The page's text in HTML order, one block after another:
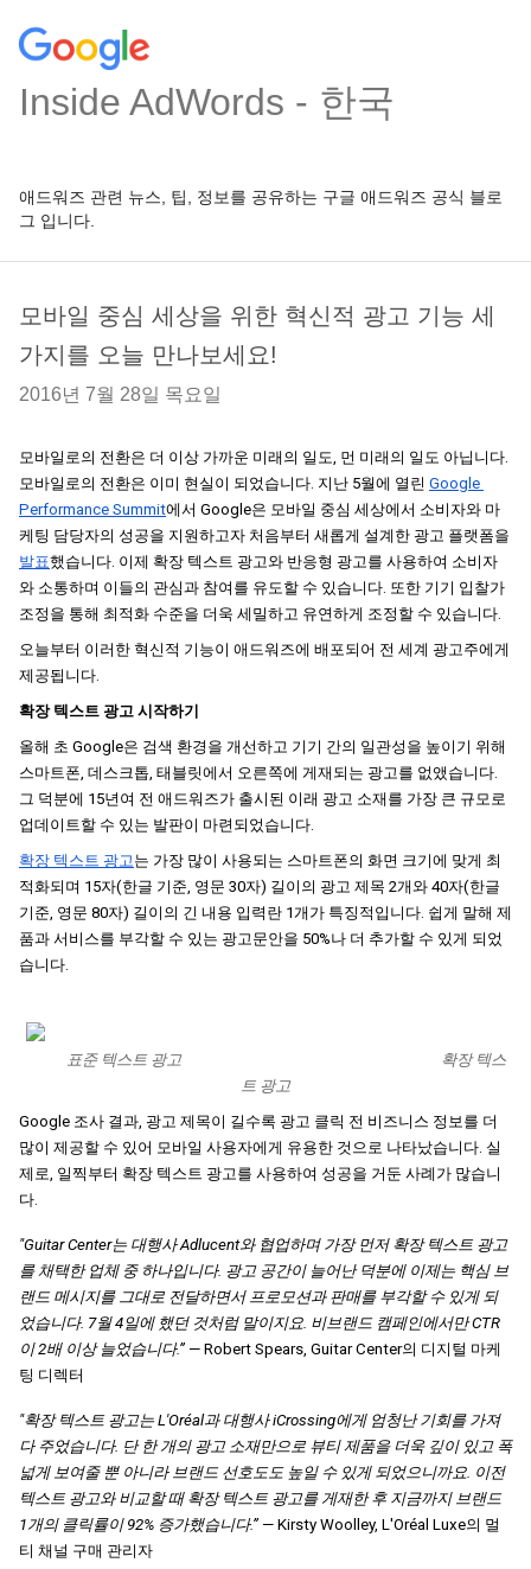
Inside AdWords - 한국
애드워즈 관련 뉴스, 팁, 정보를 공유하는 구글 애드워즈 공식 블로
그 입니다.
모바일 중심 세상을 위한 혁신적 광고 기능 세
가지를 오늘 만나보세요!
2016년 7월 28일 목요일
모바일로의 전환은 더 이상 가까운 미래의 일도, 먼 미래의 일도 아닙니다.
모바일로의 전환은 이미 현실이 되었습니다. 지난 5월에 열린 Google
Performance Summit에서 Google은 모바일 중심 세상에서 소비자와 마
케팅 담당자의 성공을 지원하고자 처음부터 새롭게 설계한 광고 플랫폼을
발표했습니다. 이제 확장 텍스트 광고와 반응형 광고를 사용하여 소비자
와 소통하며 이들의 관심과 참여를 유도할 수 있습니다. 또한 기기 입찰가
조정을 통해 최적화 수준을 더욱 세밀하고 유연하게 조정할 수 있습니다.
오늘부터 이러한 혁신적 기능이 애드워즈에 배포되어 전 세계 광고주에게
제공됩니다.
확장 텍스트 광고 시작하기
올해 초 Google은 검색 환경을 개선하고 기기 간의 일관성을 높이기 위해
스마트폰, 데스크톱, 태블릿에서 오른쪽에 게재되는 광고를 없앴습니다.
그 덕분에 15년여 전 애드워즈가 출시된 이래 광고 소재를 가장 큰 규모로
업데이트할 수 있는 발판이 마련되었습니다.
확장 텍스트 광고는 가장 많이 사용되는 스마트폰의 화면 크기에 맞게 최
적화되며 15자(한글 기준, 영문 30자) 길이의 광고 제목 2개와 40자(한글
기준, 영문 80자) 길이의 긴 내용 입력란 1개가 특징적입니다. 쉽게 말해 제
품과 서비스를 부각할 수 있는 광고문안을 50%나 더 추가할 수 있게 되었
습니다.
표준 텍스트 광고
확장 텍스
트 광고
Google 조사 결과, 광고 제목이 길수록 광고 클릭 전 비즈니스 정보를 더
많이 제공할 수 있어 모바일 사용자에게 유용한 것으로 나타났습니다. 실
제로, 일찍부터 확장 텍스트 광고를 사용하여 성공을 거둔 사례가 많습니
다.
"Guitar Center는 대행사 Adlucent와 협업하며 가장 먼저 확장 텍스트 광고
를 채택한 업체 중 하나입니다. 광고 공간이 늘어난 덕분에 이제는 핵심 브
랜드 메시지를 그대로 전달하면서 프로모션과 판매를 부각할 수 있게 되
었습니다. 7월 4일에 했던 것처럼 말이지요. 비브랜드 캠페인에서만 CTR
이 2배 이상 늘었습니다.” — Robert Spears, Guitar Center의 디지털 마케
팅 디렉터
"확장 텍스트 광고는 L'Oréal과 대행사 iCrossing에게 엄청난 기회를 가져
다 주었습니다. 단 한 개의 광고 소재만으로 뷰티 제품을 더욱 깊이 있고 폭
넓게 보여줄 뿐 아니라 브랜드 선호도도 높일 수 있게 되었으니까요. 이전
텍스트 광고와 비교할 때 확장 텍스트 광고를 게재한 후 지금까지 브랜드
1개의 클릭률이 92% 증가했습니다.” — Kirsty Woolley, L'Oréal Luxe의 멀
티 채널 구매 관리자